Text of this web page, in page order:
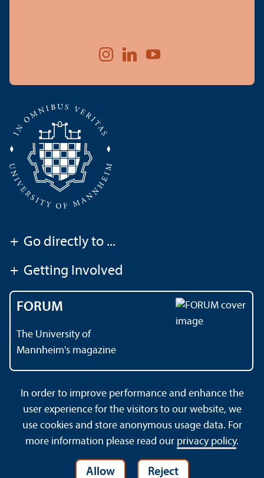
+ Go directly to ...
+ Getting Involved
FORUM
The University of
Mannheim's magazine
Contact
About This Site
Data Protection Declaration
Barrierefreiheit
Sitemap
House Rules Safety and Emergencies
In order to improve performance and enhance the
user experience for the visitors to our website, we
use cookies and store anonymous usage data. For
more information please read our privacy policy.
Allow Reject